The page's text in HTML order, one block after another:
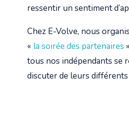
ressentir un sentiment
Chez E-Volve, nous
« la soirée des partenaires
tous nos indépendants se
discuter de leurs